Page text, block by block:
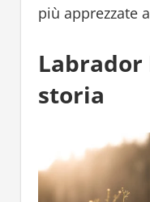
più apprezzate
storia